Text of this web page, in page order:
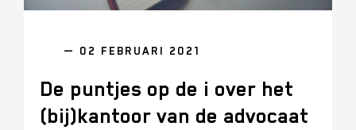
— 02 FEBRUARI 2021
De puntjes op de i over het
(bij)kantoor van de advocaat